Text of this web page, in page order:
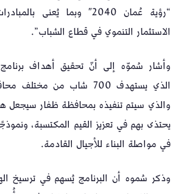
“رؤية عُمان 2040″ وبما يُعنى
الاستثمار التنموي في قطاع الشباب”.
وأشار سُموّه إلى أنّ تحقيق أهداف
الذي يستهدف 700 شاب من
والذي سيتم تنفيذه بمحافظة ظفار سيجعل
يحتذى بهم في تعزيز القيم المكتسبة،
في مواصلة البناء للأجيال القادمة.
وذكر سُموه أن البرنامج يُسهم في ترسيخ